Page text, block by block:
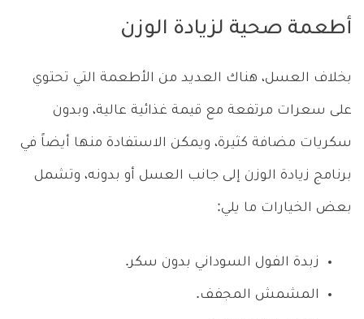
أطعمة صحية لزيادة الوزن
بخلاف العسل، هناك العديد من الأطعمة التي تحتوي
على سعرات مرتفعة مع قيمة غذائية عالية، وبدون
سكريات مضافة كثيرة، ويمكن الاستفادة منها أيضاً في
برنامج زيادة الوزن إلى جانب العسل أو بدونه، وتشمل
بعض الخيارات ما يلي:
زبدة الفول السوداني بدون سكر.
المشمش المجفف.